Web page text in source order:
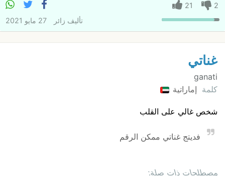
2
21
تأليف زائر 27 مايو 2021
غناتي
ganati
كلمة إماراتية
شخص غالي على القلب
فديتج غناتي ممكن الرقم
مصطلحات ذات صلة: